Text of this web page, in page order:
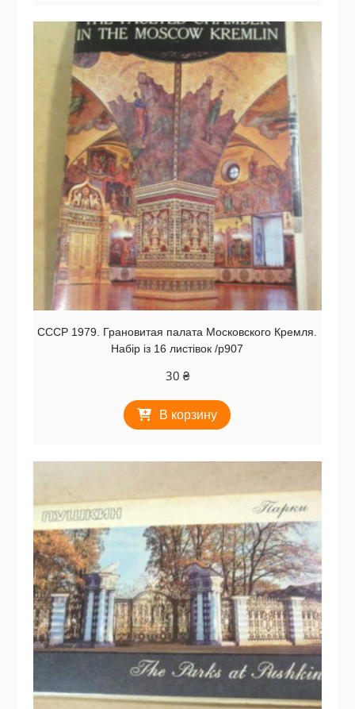
СССР 1979. Грановитая палата Московского Кремля.
Набір із 16 листівок /р907
30 ₴
В корзину